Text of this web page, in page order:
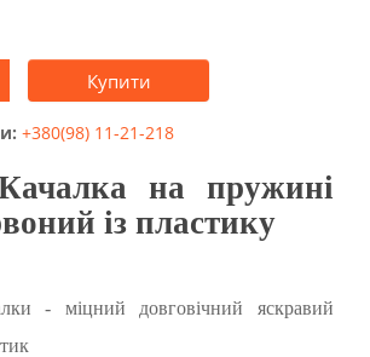
Купити
+380(98) 11-21-218
на пружині
із пластику
- міцний довговічний яскравий